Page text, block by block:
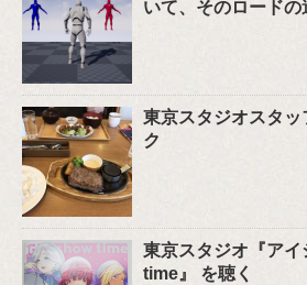
いて、そのロードの
東京スタジオスタ
ク
東京スタジオ『ア
time』 を聴く